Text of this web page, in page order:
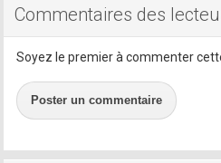
Commentaires des
Soyez le premier à commenter
Poster un commentaire